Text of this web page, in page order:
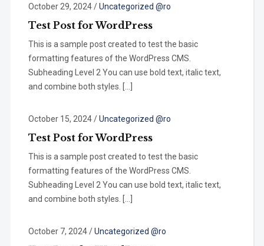
October 29, 2024/Uncategorized @ro
Test Post for WordPress
This is a sample post created to test the basic
formatting features of the WordPress CMS.
Subheading Level 2 You can use bold text, italic text,
and combine both styles. […]
October 15, 2024/Uncategorized @ro
Test Post for WordPress
This is a sample post created to test the basic
formatting features of the WordPress CMS.
Subheading Level 2 You can use bold text, italic text,
and combine both styles. […]
October 7, 2024/Uncategorized @ro